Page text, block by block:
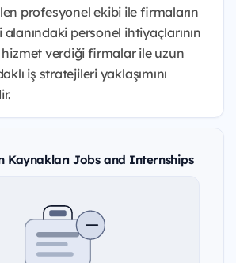
profesyonel ekibi ile firmaların
personel ihtiyaçlarının
hizmet verdiği firmalar ile uzun
iş stratejileri yaklaşımını
Kaynakları Jobs and Internships